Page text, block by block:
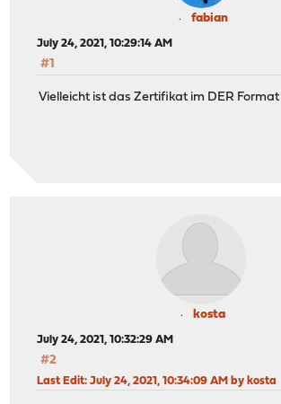
fabian
July 24, 2021, 10:29:14 AM
#1
Vielleicht ist das Zertifikat im DER Format
kosta
July 24, 2021, 10:32:29 AM
#2
Last Edit: July 24, 2021, 10:34:09 AM by kosta